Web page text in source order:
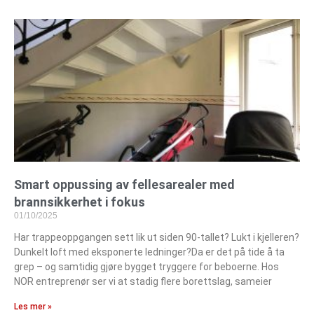
Smart oppussing av fellesarealer med
brannsikkerhet i fokus
01/10/2025
Har trappeoppgangen sett lik ut siden 90-tallet? Lukt i kjelleren?
Dunkelt loft med eksponerte ledninger?Da er det på tide å ta
grep – og samtidig gjøre bygget tryggere for beboerne. Hos
NOR entreprenør ser vi at stadig flere borettslag, sameier
Les mer »